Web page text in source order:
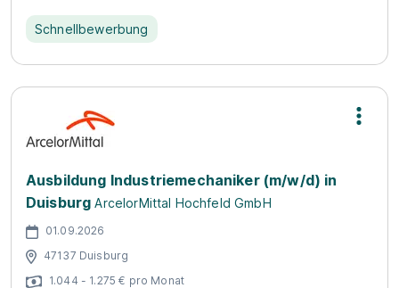
Schnellbewerbung
Ausbildung Industriemechaniker (m/w/d) in
Duisburg ArcelorMittal Hochfeld GmbH
01.09.2026
47137 Duisburg
1.044 - 1.275 € pro Monat